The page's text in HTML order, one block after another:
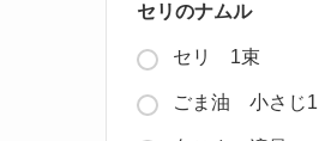
セリのナムル
セリ 1束
ごま油 小さじ1